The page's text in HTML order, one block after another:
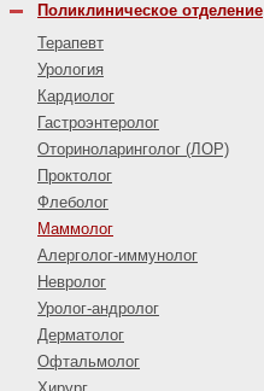
Поликлиническое отделение
Терапевт
Урология
Кардиолог
Гастроэнтеролог
Оториноларинголог (ЛОР)
Проктолог
Флеболог
Маммолог
Алерголог-иммунолог
Невролог
Уролог-андролог
Дерматолог
Офтальмолог